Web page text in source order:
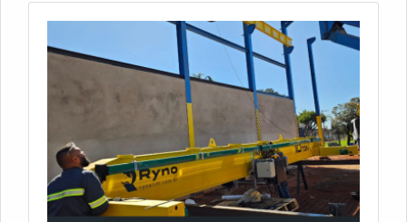
Rovela entrega soluções em conformidade com as
normas técnicas, abrangendo desde o projeto e
instalação até testes de comissionamento e
treinamento. Ao eliminar o esforço manual crítico e
reduzir riscos operacionais, nossas pontes rolantes
asseguram durabilidade superior e alto desempenho
para processos de movimentação de carga contínua.